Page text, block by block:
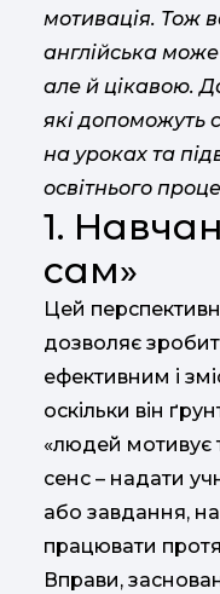
мотивація. Тож
англійська
але й цікавою.
які допоможуть
на уроках та
освітнього
1.
сам»
Цей
дозволяє
ефективним і
оскільки він
«людей мотивує
сенс – надати
або завдання,
працювати
Вправи,